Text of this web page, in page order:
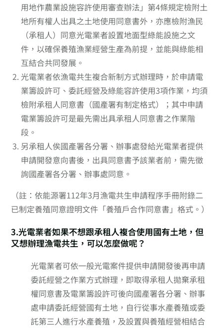
用地作農業設施容許使用審查辦法」第4條規定檢附土
地所有權人出具之土地使用同意書外，亦應檢附漁民
（承租人）同意光電業者設置地面型綠能設施之文
件，以確保養殖漁業經營生產為前提，並能與綠能相
互結合共同發展。
光電業者依漁電共生複合新制方式辦理時，於申請電
業籌設許可、委託經營及綠能容許使用3項作業，均須
檢附承租人同意書（國產署有制定格式）；其中申請
電業籌設許可是最先需出具承租人同意書之作業階
段。
另承租人俟國產署各分署、辦事處發給光電業者提供
申請開發意向書後，出具同意書予該業者前，需先徵
詢國產署各分署、辦事處同意。
（註：依能源署112年3月漁電共生申請程序手冊附錄二
已制定養殖同意證明文件「養殖戶合作同意書」格式。）
3.光電業者如果不想跟承租人複合使用國有土地，但
又想辦理漁電共生，可以怎麼做呢？
光電業者可依一般光電案件提供申請開發後再申請
委託經營之作業方式辦理，即取得承租人拋棄承租
權同意書及電業籌設許可後向國產署各分署、辦事
處申請委託經營國有土地，自行從事水產養殖或委
託第三人進行水產養殖，及設置與養殖經營相結合